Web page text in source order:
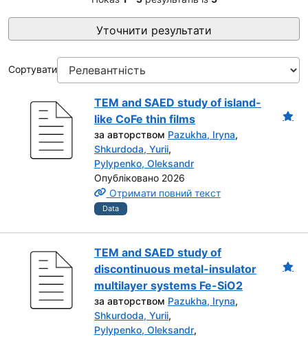
Уточнити результати
Сортувати
TEM and SAED study of island-
like CoFe thin films
за авторством Pazukha, Iryna,
Shkurdoda, Yurii,
Pylypenko, Oleksandr
Опубліковано 2026
Отримати повний текст
Data
TEM and SAED study of
discontinuous metal-insulator
multilayer systems Fe-SiO2
за авторством Pazukha, Iryna,
Shkurdoda, Yurii,
Pylypenko, Oleksandr,